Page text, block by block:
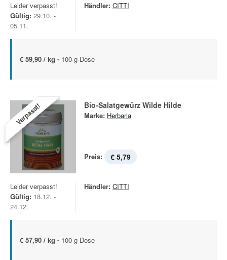
Leider verpasst!
Gültig: 29.10. -
05.11.
Händler: CITTI
€ 59,90 / kg - 100-g-Dose
Verpasst! Bio-Salatgewürz Wilde Hilde
Marke: Herbaria
Preis: € 5,79
Leider verpasst!
Gültig: 18.12. -
24.12.
Händler: CITTI
€ 57,90 / kg - 100-g-Dose